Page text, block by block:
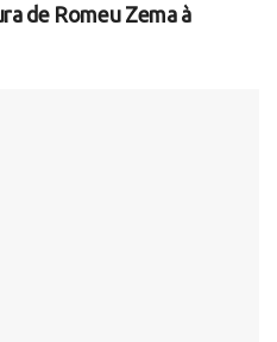
de Romeu Zema à